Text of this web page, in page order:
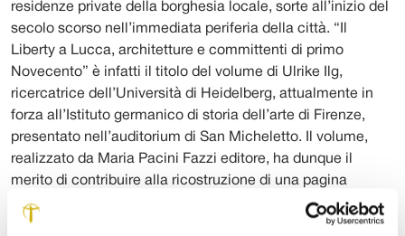
residenze private della borghesia locale, sorte all’inizio del
secolo scorso nell’immediata periferia della città. “Il
Liberty a Lucca, architetture e committenti di primo
Novecento” è infatti il titolo del volume di Ulrike Ilg,
ricercatrice dell’Università di Heidelberg, attualmente in
forza all’Istituto germanico di storia dell’arte di Firenze,
presentato nell’auditorium di San Micheletto. Il volume,
realizzato da Maria Pacini Fazzi editore, ha dunque il
merito di contribuire alla ricostruzione di una pagina
fondamentale nella storia del novecento lucchese: la
pagina del Liberty, una vicenda artistica non certo